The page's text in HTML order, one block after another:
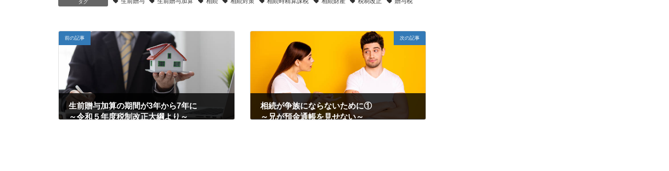
タグ
前の記事
生前贈与加算の期間が3年から7年に
～令和５年度税制改正大綱より～
次の記事
相続が争族にならないために①
～兄が預金通帳を見せない～